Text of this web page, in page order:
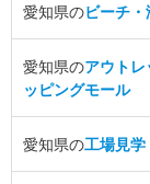
愛知県のビーチ
愛知県のアウトレ
ッピングモール
愛知県の工場見学